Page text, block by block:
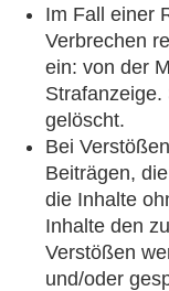
Im Fall einer
Verbrechen
ein: von der
gelöscht.
Bei
Beiträgen,
die Inhalte
Inhalte den
Verstößen
und/oder